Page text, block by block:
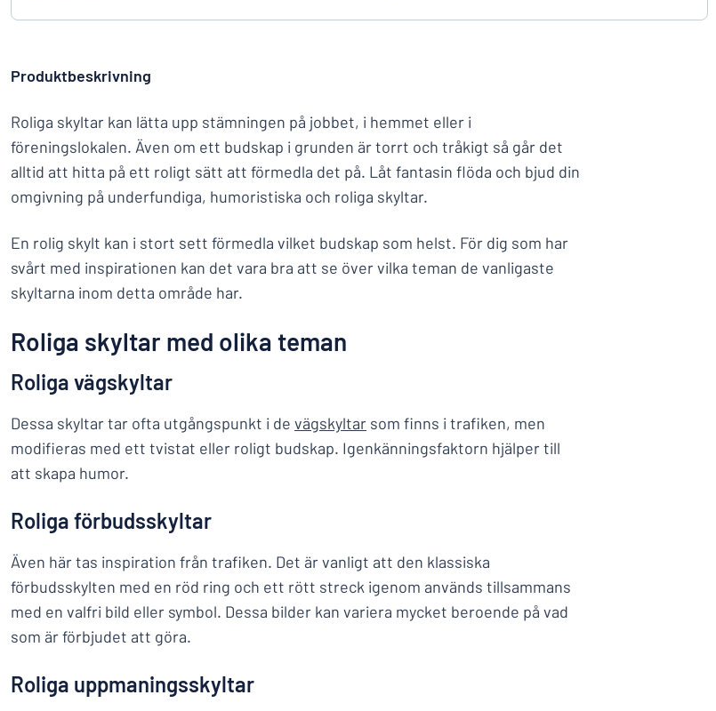
Produktbeskrivning
Roliga skyltar kan lätta upp stämningen på jobbet, i hemmet eller i
föreningslokalen. Även om ett budskap i grunden är torrt och tråkigt så går det
alltid att hitta på ett roligt sätt att förmedla det på. Låt fantasin flöda och bjud din
omgivning på underfundiga, humoristiska och roliga skyltar.
En rolig skylt kan i stort sett förmedla vilket budskap som helst. För dig som har
svårt med inspirationen kan det vara bra att se över vilka teman de vanligaste
skyltarna inom detta område har.
Roliga skyltar med olika teman
Roliga vägskyltar
Dessa skyltar tar ofta utgångspunkt i de vägskyltar som finns i trafiken, men
modifieras med ett tvistat eller roligt budskap. Igenkänningsfaktorn hjälper till
att skapa humor.
Roliga förbudsskyltar
Även här tas inspiration från trafiken. Det är vanligt att den klassiska
förbudsskylten med en röd ring och ett rött streck igenom används tillsammans
med en valfri bild eller symbol. Dessa bilder kan variera mycket beroende på vad
som är förbjudet att göra.
Roliga uppmaningsskyltar